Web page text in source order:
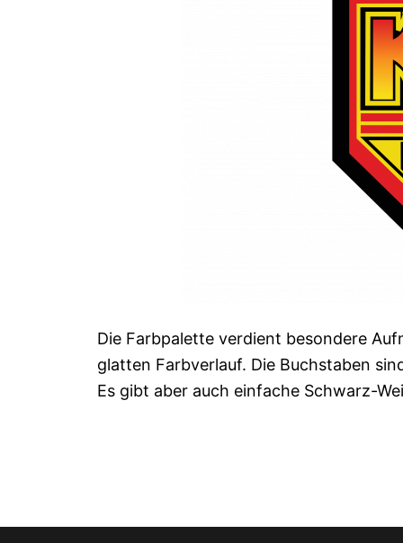
Die Farbpalette verdient besondere
glatten Farbverlauf. Die Buchstaben
Es gibt aber auch einfache Schwarz-